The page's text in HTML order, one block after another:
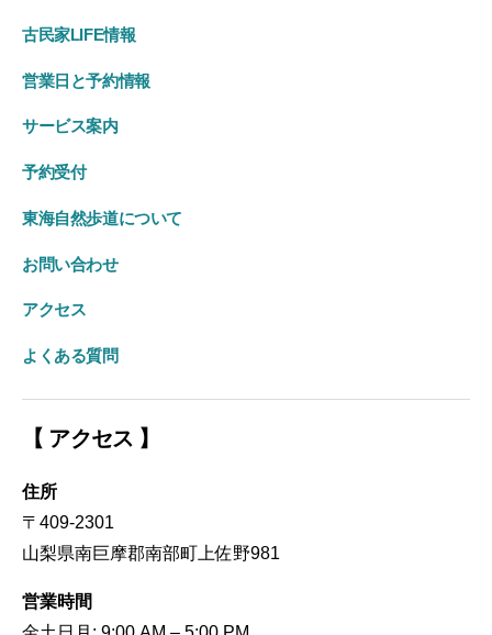
古民家LIFE情報
営業日と予約情報
サービス案内
予約受付
東海自然歩道について
お問い合わせ
アクセス
よくある質問
【 アクセス 】
住所
〒409-2301
山梨県南巨摩郡南部町上佐野981
営業時間